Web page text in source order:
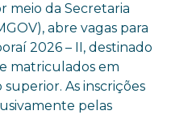
meio da Secretaria
abre vagas para
2026 – II, destinado
matriculados em
As inscrições
pelas